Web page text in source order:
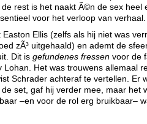
rest is het naakt Ã©n de sex heel
voor het verloop van verhaal.
Ellis (zelfs als hij niet was
zÃ³ uitgehaald) en ademt de
Dit is gefundenes fressen voor de
Lohan. Het was trouwens allemaal
Schrader achteraf te vertellen. Er
set, gaf hij verder mee, maar het
–en voor de rol erg bruikbaar–